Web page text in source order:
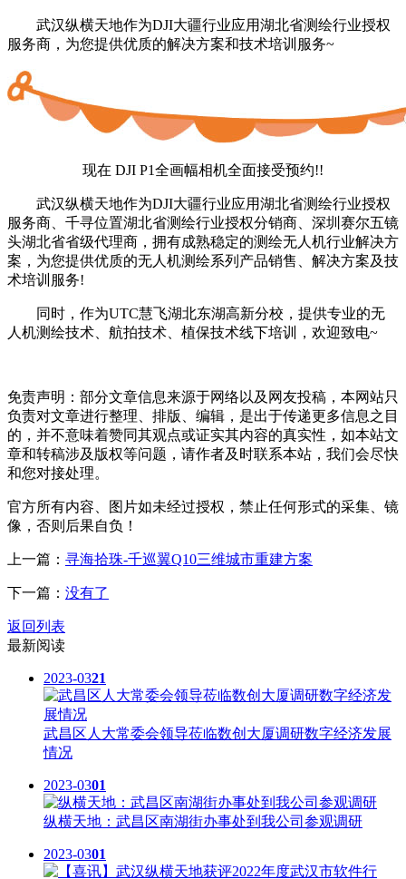
武汉纵横天地作为DJI大疆行业应用湖北省测绘行业授权
服务商，为您提供优质的解决方案和技术培训服务~
现在 DJI P1全画幅相机全面接受预约!!
武汉纵横天地作为DJI大疆行业应用湖北省测绘行业授权
服务商、千寻位置湖北省测绘行业授权分销商、深圳赛尔五镜
头湖北省省级代理商，拥有成熟稳定的测绘无人机行业解决方
案，为您提供优质的无人机测绘系列产品销售、解决方案及技
术培训服务!
同时，作为UTC慧飞湖北东湖高新分校，提供专业的无
人机测绘技术、航拍技术、植保技术线下培训，欢迎致电~
免责声明：部分文章信息来源于网络以及网友投稿，本网站只
负责对文章进行整理、排版、编辑，是出于传递更多信息之目
的，并不意味着赞同其观点或证实其内容的真实性，如本站文
章和转稿涉及版权等问题，请作者及时联系本站，我们会尽快
和您对接处理。
官方所有内容、图片如未经过授权，禁止任何形式的采集、镜
像，否则后果自负！
上一篇： 寻海拾珠-千巡翼Q10三维城市重建方案
下一篇： 没有了
返回列表
最新阅读
2023-0321
武昌区人大常委会领导莅临数创大厦调研数字经济发展
情况
2023-0301
纵横天地：武昌区南湖街办事处到我公司参观调研
2023-0301